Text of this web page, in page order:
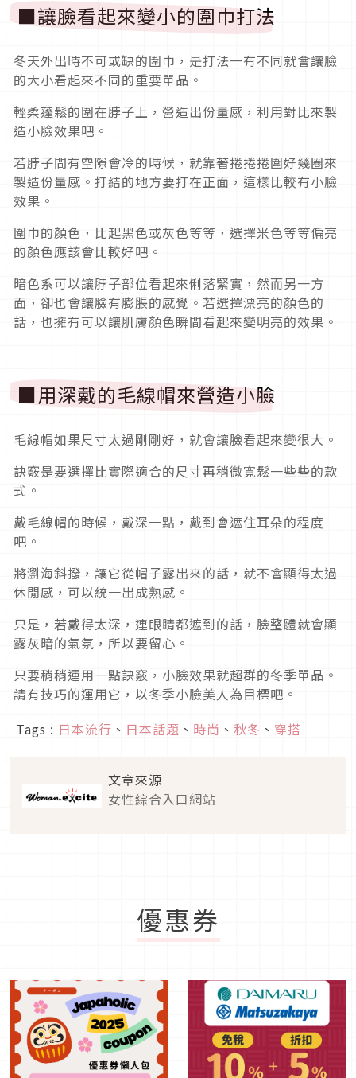
■讓臉看起來變小的圍巾打法
冬天外出時不可或缺的圍巾，是打法一有不同就會讓臉
的大小看起來不同的重要單品。
輕柔蓬鬆的圍在脖子上，營造出份量感，利用對比來製
造小臉效果吧。
若脖子間有空隙會冷的時候，就靠著捲捲捲圍好幾圈來
製造份量感。打結的地方要打在正面，這樣比較有小臉
效果。
圍巾的顏色，比起黑色或灰色等等，選擇米色等等偏亮
的顏色應該會比較好吧。
暗色系可以讓脖子部位看起來俐落緊實，然而另一方
面，卻也會讓臉有膨脹的感覺。若選擇漂亮的顏色的
話，也擁有可以讓肌膚顏色瞬間看起來變明亮的效果。
■用深戴的毛線帽來營造小臉
毛線帽如果尺寸太過剛剛好，就會讓臉看起來變很大。
訣竅是要選擇比實際適合的尺寸再稍微寬鬆一些些的款
式。
戴毛線帽的時候，戴深一點，戴到會遮住耳朵的程度
吧。
將瀏海斜撥，讓它從帽子露出來的話，就不會顯得太過
休閒感，可以統一出成熟感。
只是，若戴得太深，連眼睛都遮到的話，臉整體就會顯
露灰暗的氣氛，所以要留心。
只要稍稍運用一點訣竅，小臉效果就超群的冬季單品。
請有技巧的運用它，以冬季小臉美人為目標吧。
Tags : 日本流行 、 日本話題 、 時尚 、 秋冬 、 穿搭
文章來源
女性綜合入口網站
優惠券